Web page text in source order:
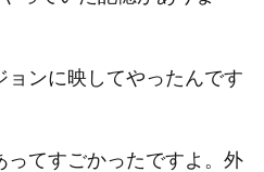
ンに映してやったんです
てすごかったですよ。外